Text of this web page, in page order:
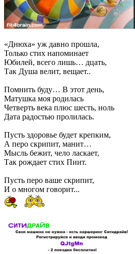
«Днюха» уж давно прошла,
Только стих напоминает
Юбилей, всего лишь… дцать,
Так Душа велит, вещает..
Помнить буду… В этот день,
Матушка моя родилась
Четверть века плюс шесть, ноль
Дата радостью пролилась.
Пусть здоровье будет крепким,
А перо скрипит, манит…
Мысль бежит, чело ласкает,
Так рождает стих Пиит.
Пусть перо ваше скрипит,
И о многом говорит...